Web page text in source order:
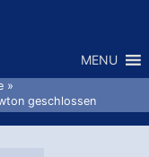
MENU
geschlossen